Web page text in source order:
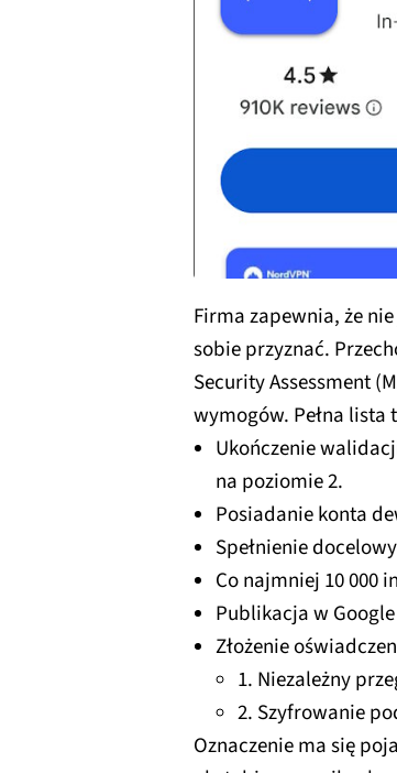
Firma zapewnia, że
sobie przyznać.
Security Assessment
wymogów. Pełna lista
Ukończenie
na poziomie 2.
Posiadanie konta
Spełnienie
Co najmniej 10 000
Publikacja w
Złożenie
1. Niezależny
2. Szyfrowanie
Oznaczenie ma się